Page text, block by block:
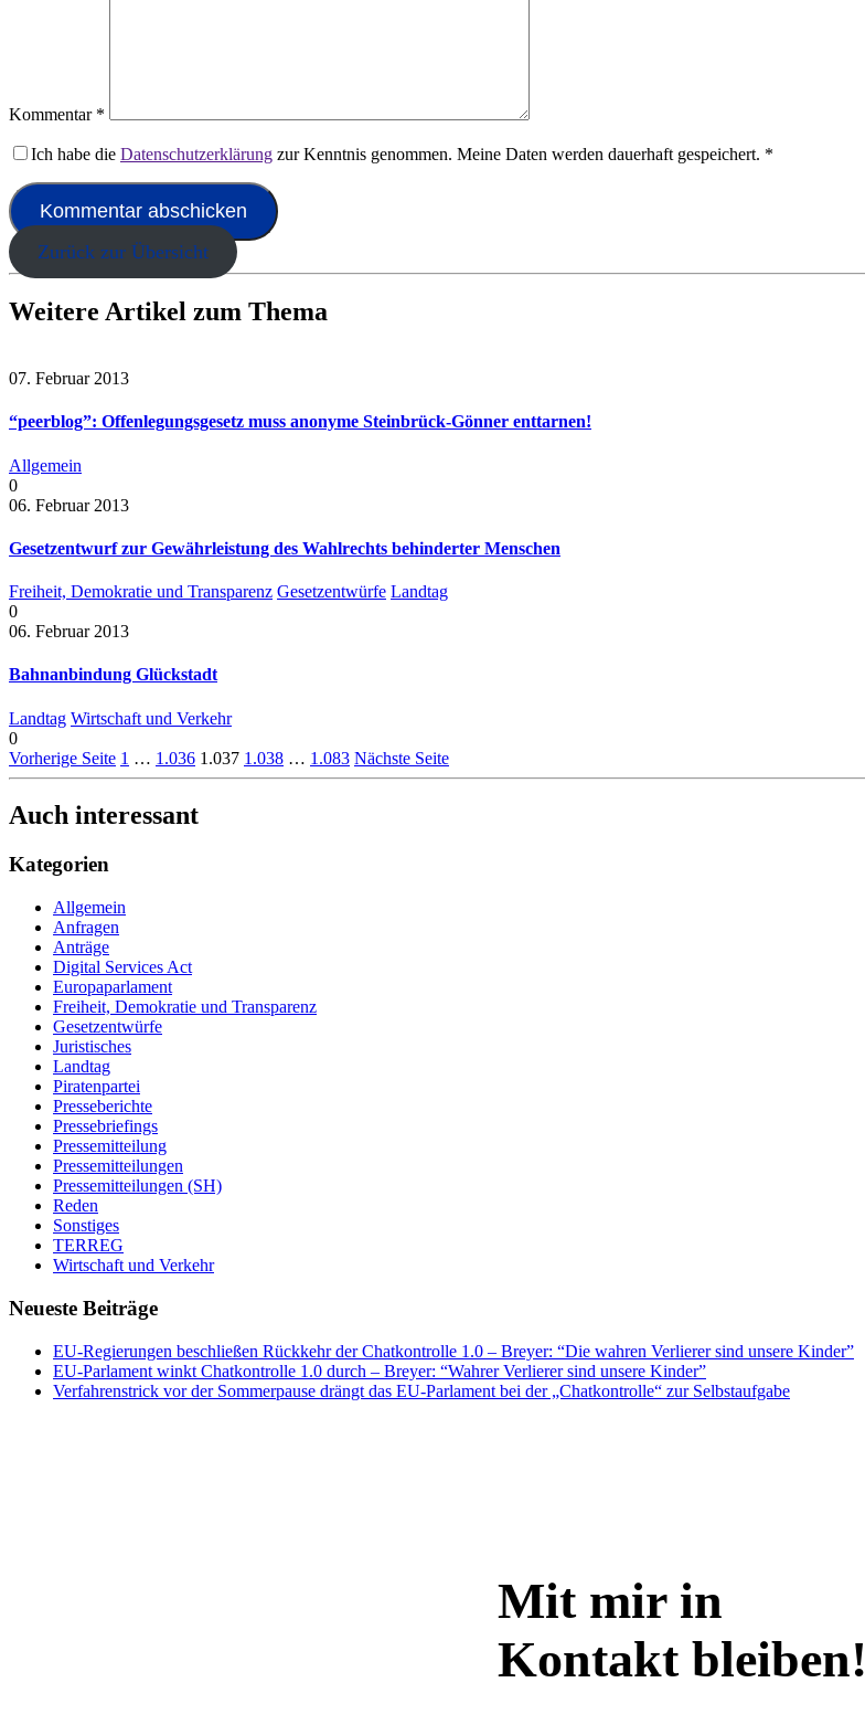
Kommentar *
Ich habe die Datenschutzerklärung zur Kenntnis genommen. Meine Daten werden dauerhaft gespeichert. *
Zurück zur Übersicht
Weitere Artikel zum Thema
07. Februar 2013
“peerblog”: Offenlegungsgesetz muss anonyme Steinbrück-Gönner enttarnen!
Allgemein
0
06. Februar 2013
Gesetzentwurf zur Gewährleistung des Wahlrechts behinderter Menschen
Freiheit, Demokratie und Transparenz Gesetzentwürfe Landtag
0
06. Februar 2013
Bahnanbindung Glückstadt
Landtag Wirtschaft und Verkehr
0
Vorherige Seite 1 … 1.036 1.037 1.038 … 1.083 Nächste Seite
Auch interessant
Kategorien
Allgemein
Anfragen
Anträge
Digital Services Act
Europaparlament
Freiheit, Demokratie und Transparenz
Gesetzentwürfe
Juristisches
Landtag
Piratenpartei
Presseberichte
Pressebriefings
Pressemitteilung
Pressemitteilungen
Pressemitteilungen (SH)
Reden
Sonstiges
TERREG
Wirtschaft und Verkehr
Neueste Beiträge
EU-Regierungen beschließen Rückkehr der Chatkontrolle 1.0 – Breyer: “Die wahren Verlierer sind unsere Kinder”
EU-Parlament winkt Chatkontrolle 1.0 durch – Breyer: “Wahrer Verlierer sind unsere Kinder”
Verfahrenstrick vor der Sommerpause drängt das EU-Parlament bei der „Chatkontrolle“ zur Selbstaufgabe
Mit mir in
Kontakt bleiben!